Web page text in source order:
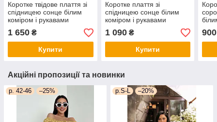
Коротке твідове плаття зі
спідницею сонце білим
коміром і рукавами
ліхтариками (р.S., M)
66py5572Q
1 650 ₴
Купити
Коротке плаття зі
спідницею сонце білим
коміром і рукавами
ліхтариками із широким
поясом (р. S, M)
66py5468Е
1 090₴
Купити
900
Акційні пропозиції та новинки
р. 42-46 –25% р.S-L –20%